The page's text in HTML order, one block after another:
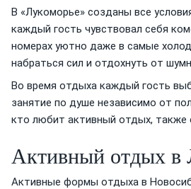
В «Лукоморье» созданы все
каждый гость чувствовал себя
номерах уютно даже в самые
набраться сил и отдохнуть от
Во время отдыха каждый гость
занятие по душе независимо от
кто любит активный отдых, также
Активный отдых в
Активные формы отдыха в